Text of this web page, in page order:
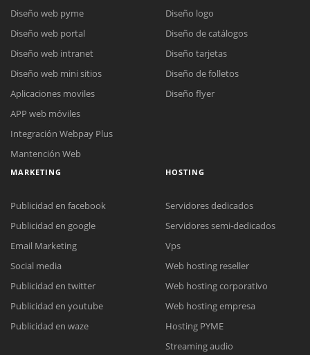
Reunión online
Meet para la reunión online.
Cotización
Chat Online
Todos nuestros ejecutivos están fuera de línea. Complete el formulario
Diseño web pyme
Diseño web portal
Diseño web intranet
Diseño web mini sitios
Aplicaciones moviles
APP web móviles
Integración Webpay Plus
Mantención Web
Diseño logo
Diseño de catálogos
Diseño tarjetas
Diseño de folletos
Diseño flyer
MARKETING
Publicidad en facebook
Publicidad en google
Email Marketing
Social media
Publicidad en twitter
Publicidad en youtube
Publicidad en waze
HOSTING
Servidores dedicados
Servidores semi-dedicados
Vps
Web hosting reseller
Web hosting corporativo
Web hosting empresa
Hosting PYME
Streaming audio